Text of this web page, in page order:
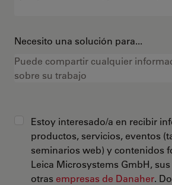
Necesito una solución para...
Estoy interesado/a en recibir
productos, servicios, eventos
seminarios web) y contenidos
Leica Microsystems GmbH,
otras empresas de Danaher.